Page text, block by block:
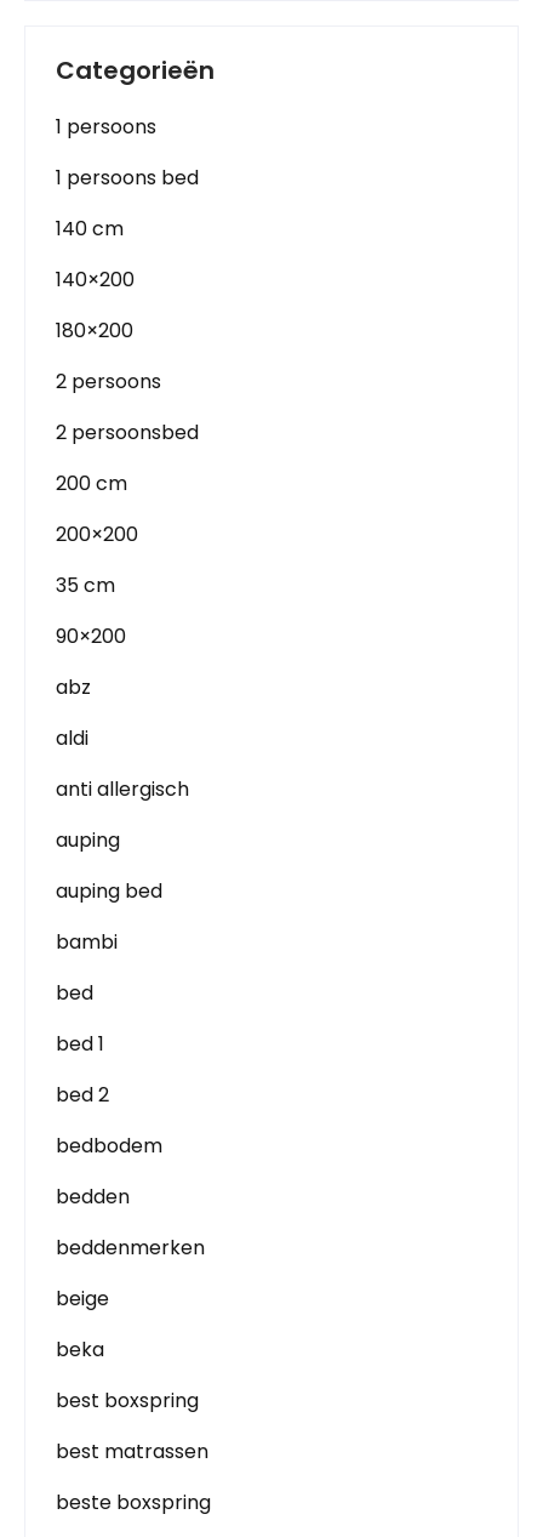
Categorieën
1 persoons
1 persoons bed
140 cm
140×200
180×200
2 persoons
2 persoonsbed
200 cm
200×200
35 cm
90×200
abz
aldi
anti allergisch
auping
auping bed
bambi
bed
bed 1
bed 2
bedbodem
bedden
beddenmerken
beige
beka
best boxspring
best matrassen
beste boxspring